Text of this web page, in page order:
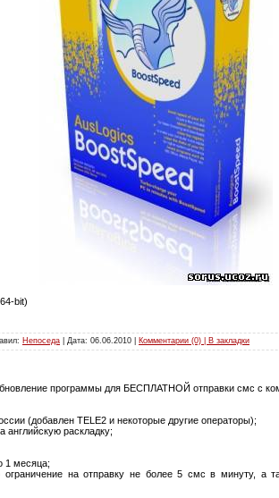
bit)
Непоседа | Дата: 06.06.2010 Комментарии (0) | В закладки
программы для БЕСПЛАТНОЙ отправки смс с
(добавлен TELE2 и некоторые другие операторы);
английскую раскладку;
1 месяца;
на отправку не более 5 смс в минуту, а